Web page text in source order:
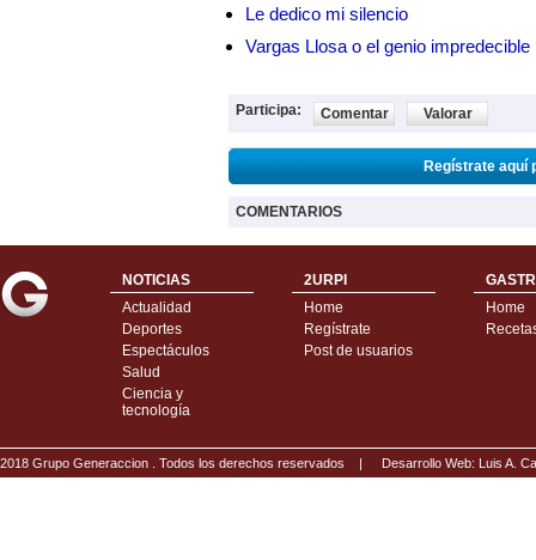
Le dedico mi silencio
Vargas Llosa o el genio impredecible
Participa: Comentar Valorar
Regístrate aquí
COMENTARIOS
NOTICIAS
Actualidad
Deportes
Espectáculos
Salud
Ciencia y
tecnología
2URPI
Home
Regístrate
Post de usuarios
Home
2018 Grupo Generaccion . Todos los derechos reservados | Desarrollo Web: Luis